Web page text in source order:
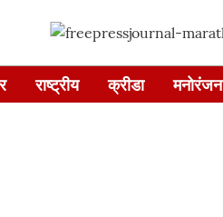
राष्ट्रीय क्रीडा मनोरंजन